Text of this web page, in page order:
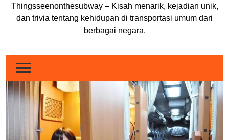
Thingsseenonthesubway – Kisah menarik, kejadian unik,
dan trivia tentang kehidupan di transportasi umum dari
berbagai negara.